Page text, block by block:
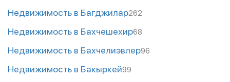
Недвижимость в Багджилар262
Недвижимость в Бахчешехир68
Недвижимость в Бахчелиэвлер96
Недвижимость в Бакыркей99